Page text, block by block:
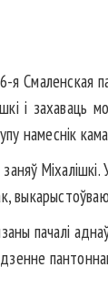
я Смаленская
і
намеснік
пачалі